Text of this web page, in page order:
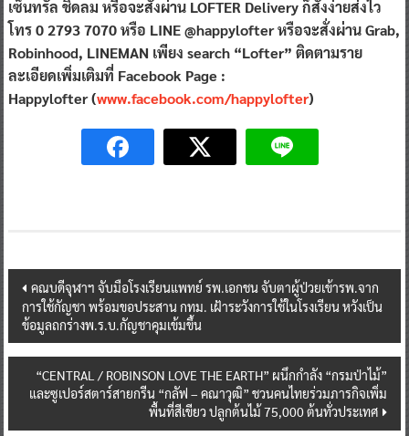
เซ็นทรัล ชิดลม หรือจะสั่งผ่าน LOFTER Delivery ก็สั่งง่ายส่งไว
โทร 0 2793 7070 หรือ LINE @happylofter หรือจะสั่งผ่าน Grab,
Robinhood, LINEMAN เพียง search “Lofter” ติดตามราย
ละเอียดเพิ่มเติมที่ Facebook Page :
Happylofter (www.facebook.com/happylofter)
Post
navigation
คณบดีจุฬาฯ จับมือโรงเรียนแพทย์ รพ.เอกชน จับตาผู้ป่วยเข้ารพ.จาก
การใช้กัญชา พร้อมขอประสาน กทม. เฝ้าระวังการใช้ในโรงเรียน หวังเป็น
ข้อมูลถกร่างพ.ร.บ.กัญชาคุมเข้มขึ้น
“CENTRAL / ROBINSON LOVE THE EARTH” ผนึกกำลัง “กรมป่าไม้”
และซูเปอร์สตาร์สายกรีน “กลัฟ – คณาวุฒิ” ชวนคนไทยร่วมภารกิจเพิ่ม
พื้นที่สีเขียว ปลูกต้นไม้ 75,000 ต้นทั่วประเทศ